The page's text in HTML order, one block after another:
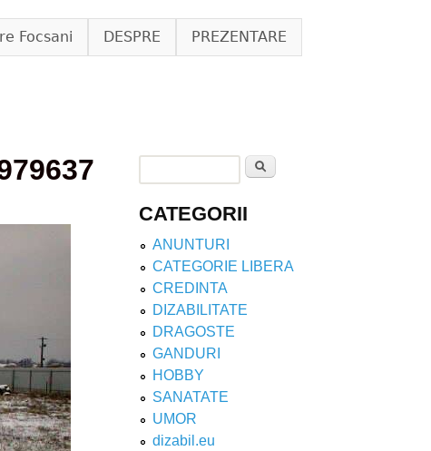
Focsani DESPRE PREZENTARE
Search form
CATEGORII
ANUNTURI
CATEGORIE LIBERA
CREDINTA
DIZABILITATE
DRAGOSTE
GANDURI
HOBBY
SANATATE
UMOR
dizabil.eu